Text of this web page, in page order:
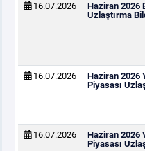
16.07.2026
Haziran 2026
Uzlaştırma
16.07.2026
Haziran 2026
Piyasası
16.07.2026
Haziran 2026
Piyasası